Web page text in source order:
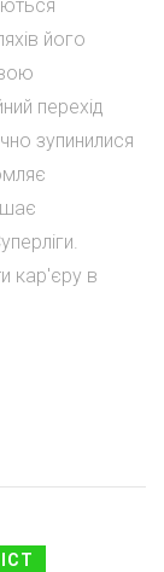
його
перехід
зупинилися
кар'єру в